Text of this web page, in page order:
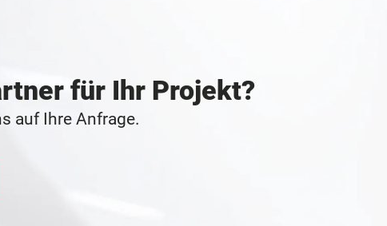
für Ihr Projekt?
auf Ihre Anfrage.